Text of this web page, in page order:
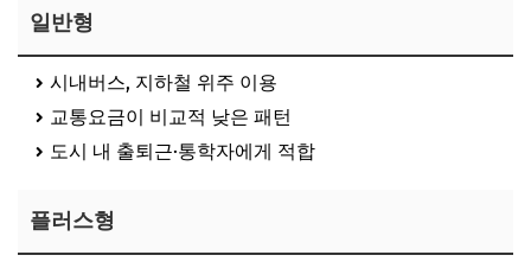
일반형
시내버스, 지하철 위주 이용
교통요금이 비교적 낮은 패턴
도시 내 출퇴근·통학자에게 적합
플러스형